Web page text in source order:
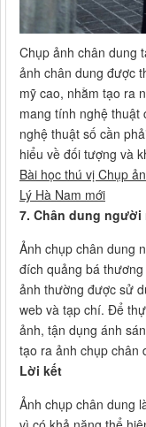
Chụp ảnh chân dung
ảnh chân dung được
mỹ cao, nhằm tạo ra
mang tính nghệ thuật
nghệ thuật số cần
hiểu về đối tượng và
Bài học thú vị Chụp
Lý Hà Nam mới
7. Chân dung người
Ảnh chụp chân dung
đích quảng bá
ảnh thường được sử
web và tạp chí. Để
ảnh, tận dụng ánh
tạo ra ảnh chụp chân
Lời kết
Ảnh chụp chân dung